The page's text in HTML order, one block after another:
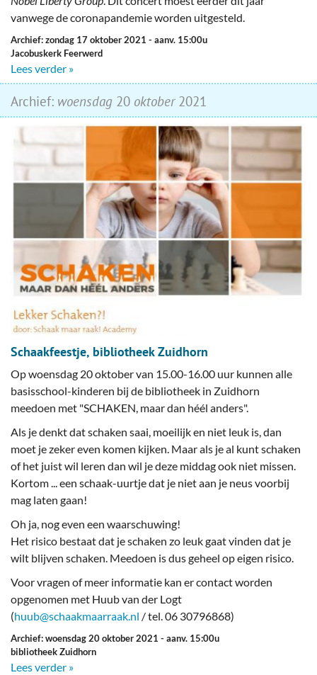
vanwege de coronapandemie worden uitgesteld.
Archief: zondag 17 oktober 2021 - aanv. 15:00u
Jacobuskerk Feerwerd
Lees verder »
Archief: woensdag 20 oktober2021
Schaakfeestje, bibliotheek Zuidhorn
Op woensdag 20 oktober van 15.00-16.00 uur kunnen alle
basisschool-kinderen bij de bibliotheek in Zuidhorn
meedoen met "SCHAKEN, maar dan héél anders".
Als je denkt dat schaken saai, moeilijk en niet leuk is, dan
moet je zeker even komen kijken. Maar als je al kunt schaken
of het juist wil leren dan wil je deze middag ook niet missen.
Kortom ... een schaak-uurtje dat je niet aan je neus voorbij
mag laten gaan!
Oh ja, nog even een waarschuwing!
Het risico bestaat dat je schaken zo leuk gaat vinden dat je
wilt blijven schaken. Meedoen is dus geheel op eigen risico.
Voor vragen of meer informatie kan er contact worden
opgenomen met Huub van der Logt
(huub@schaakmaarraak.nl / tel. 06 30796868)
Archief: woensdag 20 oktober 2021 - aanv. 15:00u
bibliotheek Zuidhorn
Lees verder »